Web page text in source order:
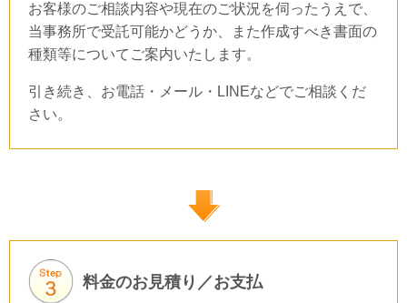
お客様のご相談内容や現在のご状況を伺ったうえで、
当事務所で受託可能かどうか、また作成すべき書面の
種類等についてご案内いたします。
引き続き、お電話・メール・LINEなどでご相談くだ
さい。
料金のお見積り／お支払